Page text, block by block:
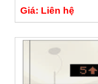
Giá: Liên hệ